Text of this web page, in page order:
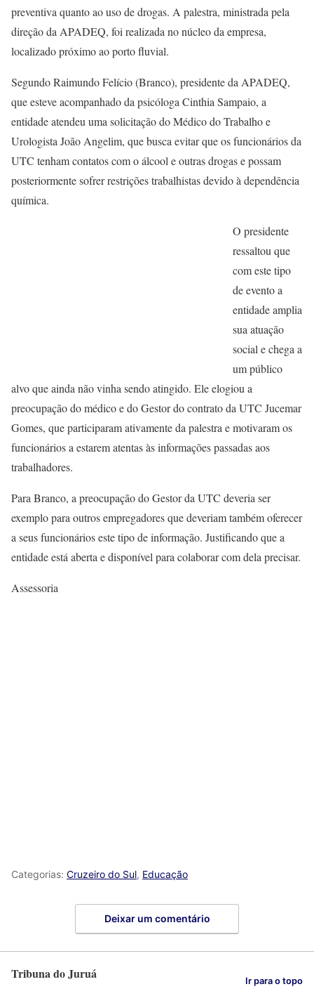
preventiva quanto ao uso de drogas. A palestra, ministrada pela
direção da APADEQ, foi realizada no núcleo da empresa,
localizado próximo ao porto fluvial.
Segundo Raimundo Felício (Branco), presidente da APADEQ,
que esteve acompanhado da psicóloga Cinthia Sampaio, a
entidade atendeu uma solicitação do Médico do Trabalho e
Urologista João Angelim, que busca evitar que os funcionários da
UTC tenham contatos com o álcool e outras drogas e possam
posteriormente sofrer restrições trabalhistas devido à dependência
química.
O presidente
ressaltou que
com este tipo
de evento a
entidade amplia
sua atuação
social e chega a
um público
alvo que ainda não vinha sendo atingido. Ele elogiou a
preocupação do médico e do Gestor do contrato da UTC Jucemar
Gomes, que participaram ativamente da palestra e motivaram os
funcionários a estarem atentas às informações passadas aos
trabalhadores.
Para Branco, a preocupação do Gestor da UTC deveria ser
exemplo para outros empregadores que deveriam também oferecer
a seus funcionários este tipo de informação. Justificando que a
entidade está aberta e disponível para colaborar com dela precisar.
Assessoria
Categorias: Cruzeiro do Sul, Educação
Deixar um comentário
Tribuna do Juruá Ir para o topo